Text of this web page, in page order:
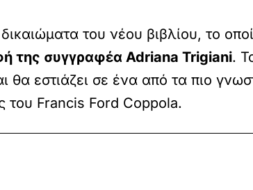
του νέου βιβλίου, το
της συγγραφέα Adriana Trigiani.
θα εστιάζει σε ένα από τα πιο
του Francis Ford Coppola.